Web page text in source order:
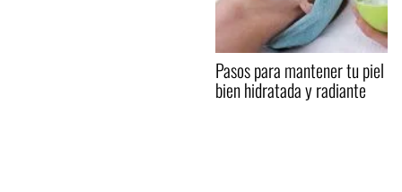
Pasos para mantener tu piel
bien hidratada y radiante